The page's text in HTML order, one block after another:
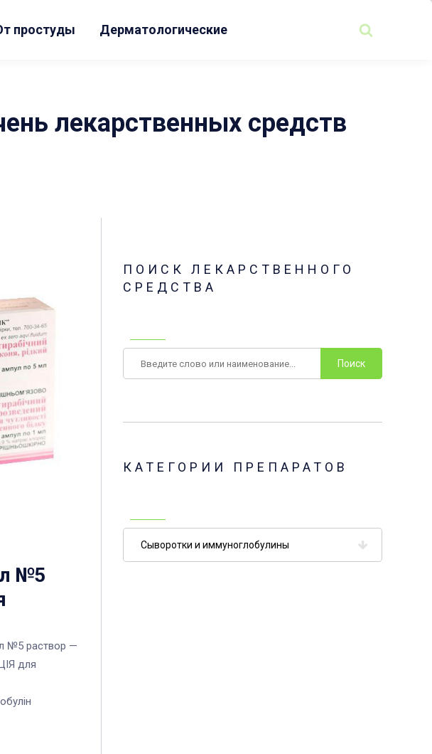
простуды Дерматологические
лекарственных средств
№5
№5 раствор —
для
ПОИСК ЛЕКАРСТВЕННОГО
СРЕДСТВА
КАТЕГОРИИ ПРЕПАРАТОВ
препаратов